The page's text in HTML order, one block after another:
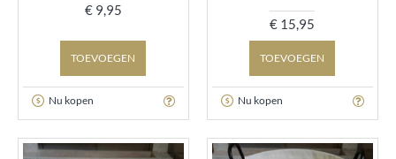
€ 9,95
TOEVOEGEN
Nu kopen
€ 15,95
TOEVOEGEN
Nu kopen